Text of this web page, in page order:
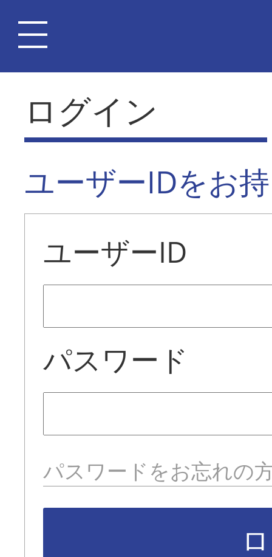
ログイン
ユーザーIDをお
ユーザーID
パスワード
パスワードをお忘れの